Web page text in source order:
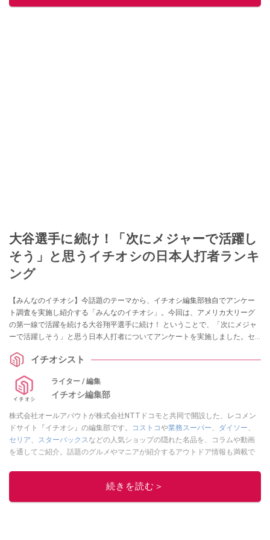
大谷選手に続け！「次にメジャーで活躍し
そう」と思うイチオシの日本人打者ランキ
ング
【みんなのイチオシ】今話題のテーマから、イチオシ編集部独自でアンケー
ト調査を実施し紹介する「みんなのイチオシ」。今回は、アメリカ大リーグ
の第一線で活躍を続ける大谷翔平選手に続け！ ということで、「次にメジャ
ーで活躍しそう」と思う日本人打者についてアンケートを実施しました。セ
イチオシスト
ライター / 編集
イチオシ編集部
株式会社オールアバウトが株式会社NTTドコモと共同で開設した、レコメン
ドサイト『イチオシ』の編集部です。
コストコや業務スーパー、 ダイソー、
セリア、 スターバックスなどの人気ショップの隠れた名品を、コラムや動画
を通してご紹介。話題のグルメやマニアが紹介するアウトドア情報も満載で
レビューしています。毎日トレンド情報をお届けしているので、ぜひ
してください！続きを読む＞